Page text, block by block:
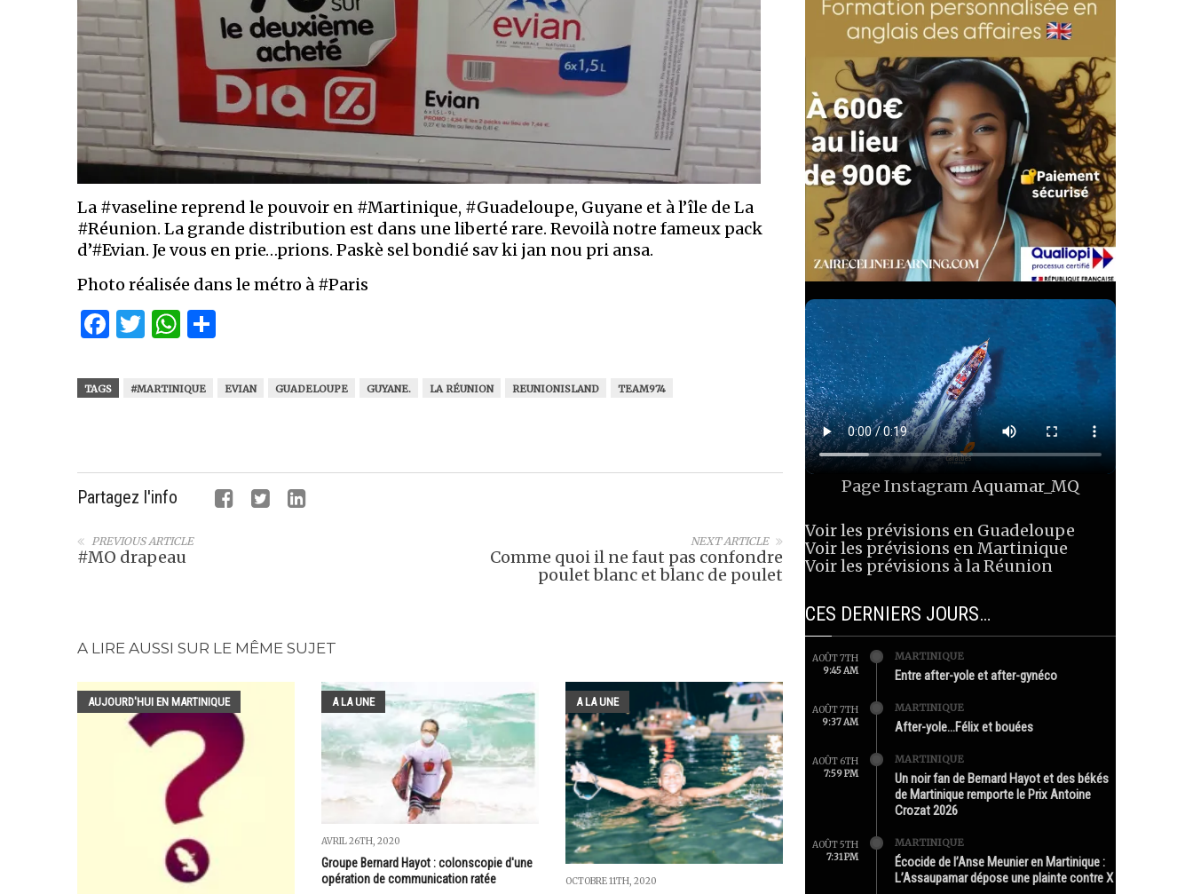
La #vaseline reprend le pouvoir en #Martinique, #Guadeloupe, Guyane et à l’île de La
#Réunion. La grande distribution est dans une liberté rare. Revoilà notre fameux pack
d’#Evian. Je vous en prie…prions. Paskè sel bondié sav ki jan nou pri ansa.
Photo réalisée dans le métro à #Paris
Facebook
Twitter
WhatsApp
TAGS #MARTINIQUE EVIAN GUADELOUPE GUYANE. LA RÉUNION REUNIONISLAND TEAM974
Partagez l'info
NEXT ARTICLE
Comme quoi il ne faut pas confondre
poulet blanc et blanc de poulet
PREVIOUS ARTICLE
#MO drapeau
A LIRE AUSSI SUR LE MÊME SUJET
AUJOURD'HUI EN MARTINIQUE A LA UNE
AVRIL 26TH, 2020
Groupe Bernard Hayot : colonscopie d'une
opération de communication ratée
A LA UNE
OCTOBRE 11TH, 2020
Page InstagramAquamar_MQ
Voir les prévisions en Guadeloupe
Voir les prévisions en Martinique
Voir les prévisions à la Réunion
CES DERNIERS JOURS…
AOÛT 7TH
9:45 AM
MARTINIQUE
Entre after-yole et after-gynéco
AOÛT 7TH
9:37 AM
MARTINIQUE
After-yole…Félix et bouées
AOÛT 6TH
7:59 PM
MARTINIQUE
Un noir fan de Bernard Hayot et des békés
de Martinique remporte le Prix Antoine
Crozat 2026
AOÛT 5TH
7:31 PM
MARTINIQUE
Écocide de l’Anse Meunier en Martinique :
L’Assaupamar dépose une plainte contre X